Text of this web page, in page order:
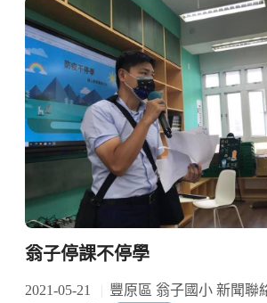
翁子停課不停學
2021-05-21 豐原區 翁子國小 新聞聯